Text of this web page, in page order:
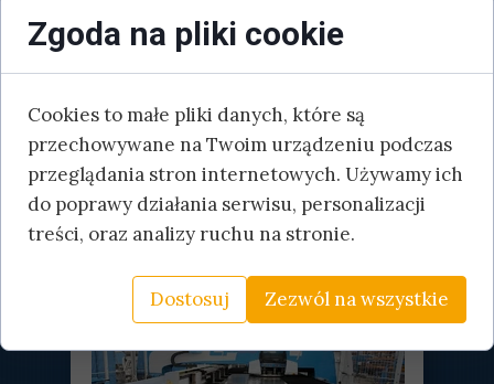
nierdzewna, stal ocynkowana,
stopy aluminium, stopy
miedzi·
obrabianego arkusza: 3000x
1500 [mm]·
Zakres grubości materiałów: 0,8
– 8,0 [mm]
Zgoda na pliki cookie
Cookies to małe pliki danych, które są
przechowywane na Twoim urządzeniu podczas
przeglądania stron internetowych. Używamy ich
do poprawy działania serwisu, personalizacji
treści, oraz analizy ruchu na stronie.
Dostosuj Zezwól na wszystkie